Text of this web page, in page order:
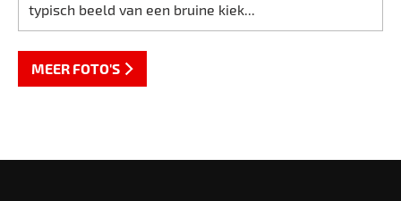
typisch beeld van een bruine kiek...
MEER FOTO'S